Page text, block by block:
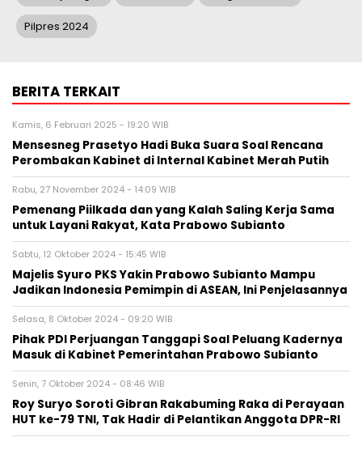
Pilpres 2024
BERITA TERKAIT
Kamis, 6 Februari 2025 - 19:20 WIB
Mensesneg Prasetyo Hadi Buka Suara Soal Rencana
Perombakan Kabinet di Internal Kabinet Merah Putih
Rabu, 27 November 2024 - 14:09 WIB
Pemenang Piilkada dan yang Kalah Saling Kerja Sama
untuk Layani Rakyat, Kata Prabowo Subianto
Sabtu, 12 Oktober 2024 - 15:45 WIB
Majelis Syuro PKS Yakin Prabowo Subianto Mampu
Jadikan Indonesia Pemimpin di ASEAN, Ini Penjelasannya
Selasa, 8 Oktober 2024 - 09:20 WIB
Pihak PDI Perjuangan Tanggapi Soal Peluang Kadernya
Masuk di Kabinet Pemerintahan Prabowo Subianto
Senin, 7 Oktober 2024 - 08:46 WIB
Roy Suryo Soroti Gibran Rakabuming Raka di Perayaan
HUT ke-79 TNI, Tak Hadir di Pelantikan Anggota DPR-RI